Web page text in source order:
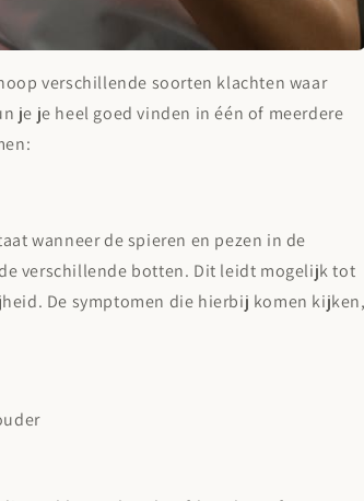
verschillende soorten klachten waar
je je heel goed vinden in één of meerdere
wanneer de spieren en pezen in de
verschillende botten. Dit leidt mogelijk tot
De symptomen die hierbij komen kijken,